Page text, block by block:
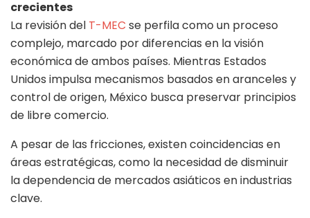
crecientes
La revisión del T-MEC se perfila como un proceso
complejo, marcado por diferencias en la visión
económica de ambos países. Mientras Estados
Unidos impulsa mecanismos basados en aranceles y
control de origen, México busca preservar principios
de libre comercio.
A pesar de las fricciones, existen coincidencias en
áreas estratégicas, como la necesidad de disminuir
la dependencia de mercados asiáticos en industrias
clave.